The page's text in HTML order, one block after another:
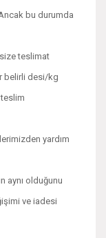
bu durumda
teslimat
belirli desi/kg
yardım
aynı olduğunu
ve iadesi